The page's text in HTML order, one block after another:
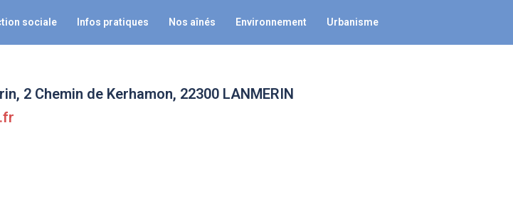
sociale Infos pratiques Nos aînés Environnement Urbanisme
2 Chemin de Kerhamon, 22300 LANMERIN